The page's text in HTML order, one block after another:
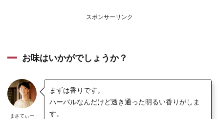
スポンサーリンク
お味はいかがでしょうか？
まさてぃー
まずは香りです。
ハーバルなんだけど透き通った明るい香りがしま
す。